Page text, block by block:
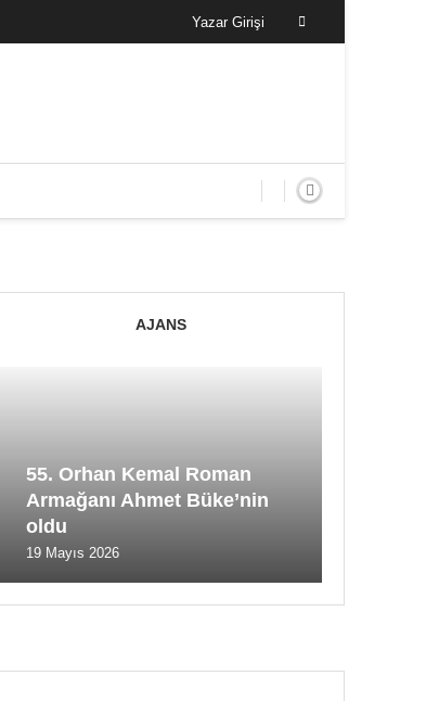
Yazar Girişi
AJANS
55. Orhan Kemal Roman
Armağanı Ahmet Büke’nin
oldu
19 Mayıs 2026